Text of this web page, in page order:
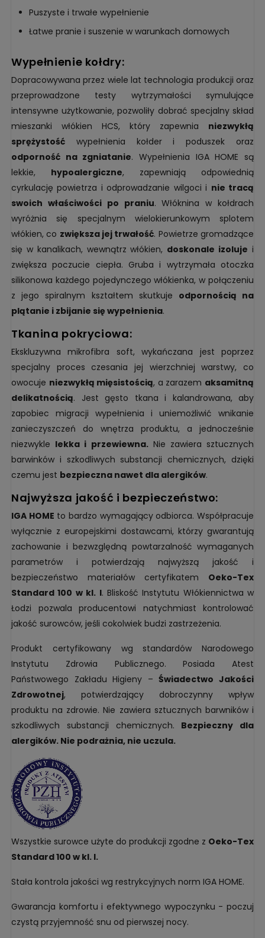
Puszyste i trwałe wypełnienie
Łatwe pranie i suszenie w warunkach domowych
wypełnienie kołdry:
Dopracowywana przez wiele lat technologia produkcji oraz
przeprowadzone testy wytrzymałości symulujące
intensywne użytkowanie, pozwoliły dobrać specjalny skład
mieszanki włókien HCS, który zapewnia niezwykłą
sprężystość wypełnienia kołder i poduszek oraz
odporność na zgniatanie. Wypełnienia IGA HOME są
lekkie, hypoalergiczne, zapewniają odpowiednią
cyrkulację powietrza i odprowadzanie wilgoci i nie tracą
swoich właściwości po praniu. Włóknina w kołdrach
wyróżnia się specjalnym wielokierunkowym splotem
włókien, co zwiększa jej trwałość. Powietrze gromadzące
się w kanalikach, wewnątrz włókien, doskonale izoluje i
zwiększa poczucie ciepła. Gruba i wytrzymała otoczka
silikonowa każdego pojedynczego włókienka, w połączeniu
z jego spiralnym kształtem skutkuje odpornością na
plątanie i zbijanie się wypełnienia.
tkanina pokryciowa:
Ekskluzywna mikrofibra soft, wykańczana jest poprzez
specjalny proces czesania jej wierzchniej warstwy, co
owocuje niezwykłą mięsistością, a zarazem aksamitną
delikatnością. Jest gęsto tkana i kalandrowana, aby
zapobiec migracji wypełnienia i uniemożliwić wnikanie
zanieczyszczeń do wnętrza produktu, a jednocześnie
niezwykle lekka i przewiewna.Nie zawiera sztucznych
barwinków i szkodliwych substancji chemicznych, dzięki
czemu jest bezpieczna nawet dla alergików.
najwyższa jakość i bezpieczeństwo:
IGA HOME to bardzo wymagający odbiorca. Współpracuje
wyłącznie z europejskimi dostawcami, którzy gwarantują
zachowanie i bezwzględną powtarzalność wymaganych
parametrów i potwierdzają najwyższą jakość i
bezpieczeństwo materiałów certyfikatem Oeko-Tex
Standard 100 w kl. I. Bliskość Instytutu Włókiennictwa w
Łodzi pozwala producentowi natychmiast kontrolować
jakość surowców, jeśli cokolwiek budzi zastrzeżenia.
Produkt certyfikowany wg standardów Narodowego
Instytutu Zdrowia Publicznego. Posiada Atest
Państwowego Zakładu Higieny –Świadectwo Jakości
Zdrowotnej, potwierdzający dobroczynny wpływ
produktu na zdrowie. Nie zawiera sztucznych barwników i
szkodliwych substancji chemicznych. Bezpieczny dla
alergików. Nie podrażnia, nie uczula.
Wszystkie surowce użyte do produkcji zgodne z Oeko-Tex
Standard 100 w kl. I.
Stała kontrola jakości wg restrykcyjnych norm IGA HOME.
Gwarancja komfortu i efektywnego wypoczynku - poczuj
czystą przyjemność snu od pierwszej nocy.